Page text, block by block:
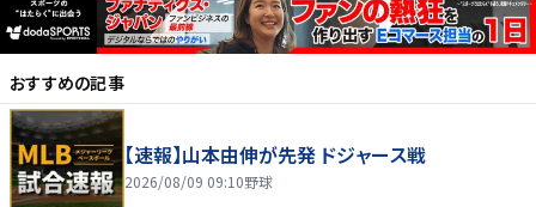
おすすめの記事
【速報】山本由伸が先発 ドジャース戦
2026/08/09 09:10野球